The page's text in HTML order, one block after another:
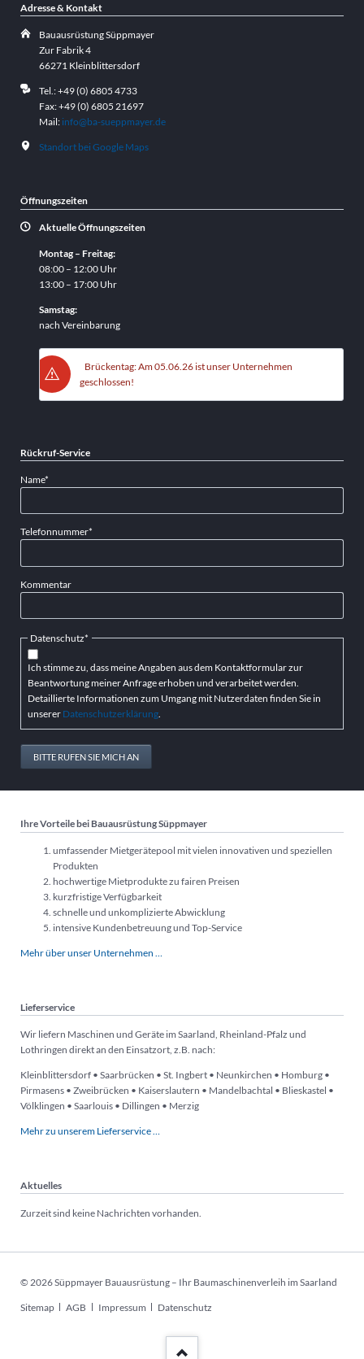
Adresse & Kontakt
Bauausrüstung Süppmayer
Zur Fabrik 4
66271 Kleinblittersdorf
Tel.: +49 (0) 6805 4733
Fax: +49 (0) 6805 21697
Mail: info@ba-sueppmayer.de
Standort bei Google Maps
Öffnungszeiten
Aktuelle Öffnungszeiten
Montag – Freitag:
08:00 – 12:00 Uhr
13:00 – 17:00 Uhr
Samstag:
nach Vereinbarung
Brückentag: Am 05.06.26 ist unser Unternehmen
geschlossen!
Rückruf-Service
Pflichtfeld
Name*
Pflichtfeld
Telefonnummer*
Kommentar
Pflichtfeld
Datenschutz*
Ich stimme zu, dass meine Angaben aus dem Kontaktformular zur
Beantwortung meiner Anfrage erhoben und verarbeitet werden.
Detaillierte Informationen zum Umgang mit Nutzerdaten finden Sie in
unserer Datenschutzerklärung.
BITTE RUFEN SIE MICH AN
Ihre Vorteile bei Bauausrüstung Süppmayer
umfassender Mietgerätepool mit vielen innovativen und speziellen
Produkten
hochwertige Mietprodukte zu fairen Preisen
kurzfristige Verfügbarkeit
schnelle und unkomplizierte Abwicklung
intensive Kundenbetreuung und Top-Service
Mehr über unser Unternehmen …
Lieferservice
Wir liefern Maschinen und Geräte im Saarland, Rheinland-Pfalz und
Lothringen direkt an den Einsatzort, z.B. nach:
Kleinblittersdorf • Saarbrücken • St. Ingbert • Neunkirchen • Homburg •
Pirmasens • Zweibrücken • Kaiserslautern • Mandelbachtal • Blieskastel •
Völklingen • Saarlouis • Dillingen • Merzig
Mehr zu unserem Lieferservice …
Aktuelles
Zurzeit sind keine Nachrichten vorhanden.
© 2026 Süppmayer Bauausrüstung – Ihr Baumaschinenverleih im Saarland
Navigation
Sitemap AGB Impressum Datenschutz